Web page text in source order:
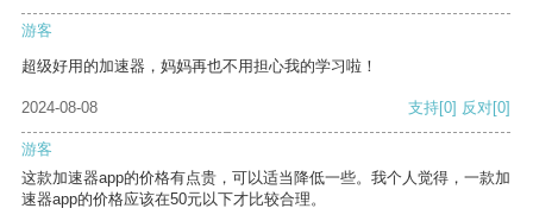
游客
超级好用的加速器，妈妈再也不用担心我的学习啦！
2024-08-08 支持[0] 反对[0]
游客
这款加速器app的价格有点贵，可以适当降低一些。我个人觉得，一款加
速器app的价格应该在50元以下才比较合理。